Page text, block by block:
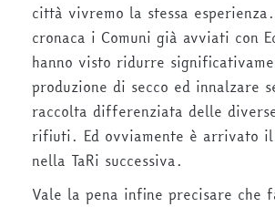
città vivremo la stessa
cronaca i Comuni già avviati con
hanno visto ridurre
produzione di secco ed innalzare
raccolta differenziata delle
rifiuti. Ed ovviamente è arrivato
nella TaRi successiva.
Vale la pena infine precisare che